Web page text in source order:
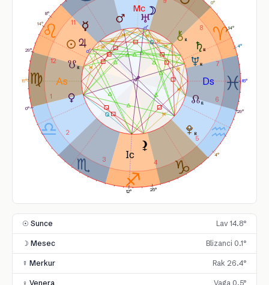
1
2
3 4
5
6
7
8
11
12
14°
0°
8°
14°
4°
4°
29°
0°
15° 15°
12° 25°
29°
☉ Sunce Lav 14.8°
☽ Mesec Blizanci 0.1°
☿ Merkur Rak 26.4°
♀ Venera Vaga 0.5°